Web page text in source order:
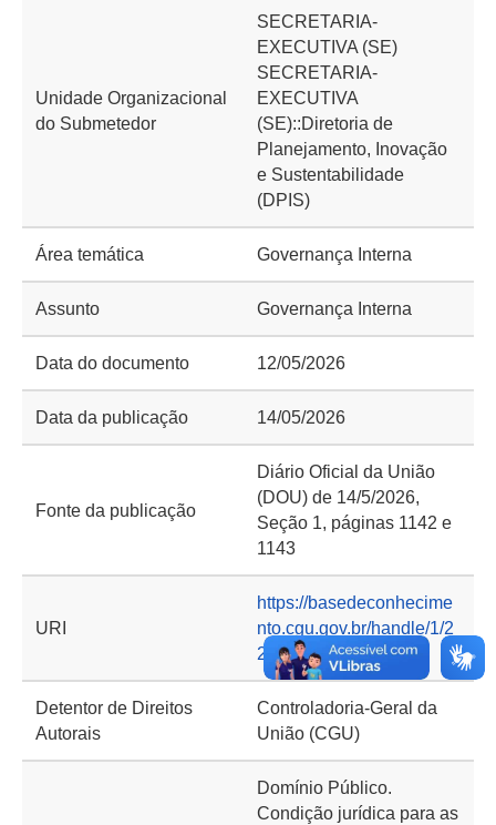
Unidade Organizacional
do Submetedor
SECRETARIA-
EXECUTIVA (SE)
SECRETARIA-
EXECUTIVA
(SE)::Diretoria de
Planejamento, Inovação
e Sustentabilidade
(DPIS)
Área temática Governança Interna
Assunto Governança Interna
Data do documento 12/05/2026
Data da publicação 14/05/2026
Fonte da publicação
Diário Oficial da União
(DOU) de 14/5/2026,
Seção 1, páginas 1142 e
1143
URI
https://basedeconhecime
nto.cgu.gov.br/handle/1/2
2902
Detentor de Direitos
Autorais
Controladoria-Geral da
União (CGU)
Domínio Público.
Condição jurídica para as